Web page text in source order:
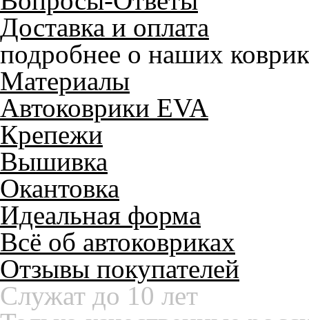
Доставка и оплата
подробнее о наших
Материалы
Автоковрики EVA
Крепежи
Вышивка
Окантовка
Идеальная форма
Всё об автоковриках
Отзывы покупателей
Служат до 10 лет